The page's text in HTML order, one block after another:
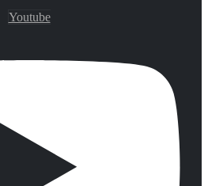
Youtube